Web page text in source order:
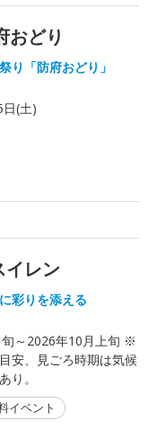
おどり
り「防府おどり」
(土)
イレン
彩りを添える
～2026年10月上旬 ※
安、見ごろ時期は気候
り。
イベント